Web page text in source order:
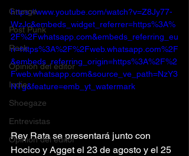
Grunge
Post Punk
Rock
Opinión del editor
Indie
Shoegaze
Entrevistas
Opinión del editor
https://www.youtube.com/watch?v=Z8Jy77-
WzJc&embeds_widget_referrer=https%3A%
2F%2Fwhatsapp.com&embeds_referring_eu
ri=https%3A%2F%2Fweb.whatsapp.com%2F
&embeds_referring_origin=https%3A%2F%2
Fweb.whatsapp.com&source_ve_path=NzY3
NTg&feature=emb_yt_watermark
Rey Rata se presentará junto con
Hocico y Agget el 23 de agosto y el 25